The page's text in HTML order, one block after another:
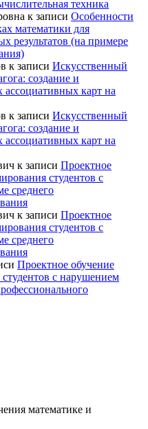
техника
к записи Особенности
математики для
результатов (на примере
к записи Искусственный
создание и
ассоциативных карт на
к записи Искусственный
создание и
ассоциативных карт на
к записи Проектное
студентов с
среднего
к записи Проектное
студентов с
среднего
Проектное обучение
с нарушением
математике и